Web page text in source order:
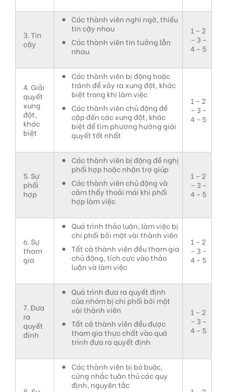
3. Tin
cậy
Các thành viên nghi ngờ, thiếu
tin cậy nhau
Các thành viên tin tưởng lẫn
nhau
1 – 2
– 3 –
4 – 5
4. Giải
quyết
xung
đột,
khác
biệt
Các thành viên bị động hoặc
tránh để xảy ra xung đột, khác
biệt trong khi làm việc
Các thành viên chủ động đề
cập đến các xung đột, khác
biệt để tìm phương hướng giải
quyết tốt nhất
1 – 2
– 3 –
4 – 5
5. Sự
phối
hợp
Các thành viên bị động đề nghị
phối hợp hoặc nhận trợ giúp
Các thành viên chủ động và
cảm thấy thoải mái khi phối
hợp làm việc
1 – 2
– 3 –
4 – 5
6. Sự
tham
gia
Quá trình thảo luận, làm việc bị
chi phối bởi một vài thành viên
Tất cả thành viên đều tham gia
chủ động, tích cực vào thảo
luận và làm việc
1 – 2
– 3 –
4 – 5
7. Đưa
ra
quyết
định
Quá trình đưa ra quyết định
của nhóm bị chi phối bởi một
vài thành viên
Tất cả thành viên đều được
tham gia thực chất vào quá
trình đưa ra quyết định
1 – 2
– 3 –
4 – 5
Các thành viên bị bó buộc,
cứng nhắc tuân thủ các quy
định, nguyên tắc